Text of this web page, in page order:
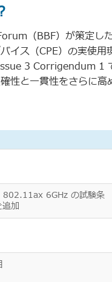
（BBF）が策定し
イス（CPE）の実使
3 Corrigendum 1
性と一貫性をさらに高
802.11ax 6GHz の試験条
加